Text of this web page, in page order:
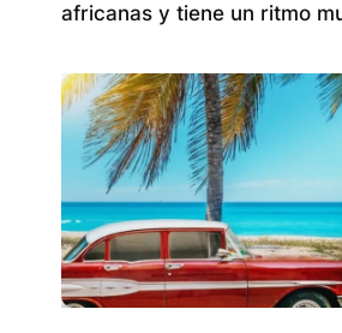
africanas y tiene un ritmo